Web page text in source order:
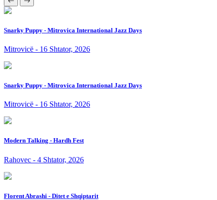
Snarky Puppy - Mitrovica International Jazz Days
Mitrovicë - 16 Shtator, 2026
Snarky Puppy - Mitrovica International Jazz Days
Mitrovicë - 16 Shtator, 2026
Modern Talking - Hardh Fest
Rahovec - 4 Shtator, 2026
Florent Abrashi - Ditet e Shqiptarit